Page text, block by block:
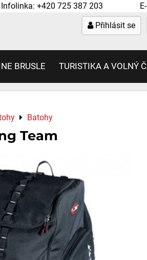
Infolinka: +420 725 387 203 E-
Přihlásit se
BRUSLE TURISTIKA A VOLNÝ
Batohy
Team